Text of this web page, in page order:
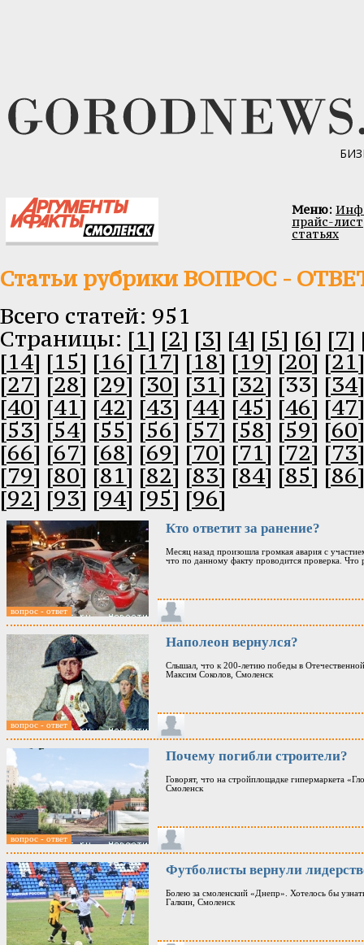
Меню:
прайс-лист
статьях
Статьи рубрики ВОПРОС -
Всего статей: 951
Cтраницы: [1] [2] [3] [4] [5] [6] [7]
[14] [15] [16] [17] [18] [19] [20] [21]
[27] [28] [29] [30] [31] [32] [33] [34]
[40] [41] [42] [43] [44] [45] [46] [47]
[53] [54] [55] [56] [57] [58] [59] [60]
[66] [67] [68] [69] [70] [71] [72] [73]
[79] [80] [81] [82] [83] [84] [85] [86]
[92] [93] [94] [95] [96]
вопрос - ответ
Кто ответит за ранение?
Месяц назад произошла громкая авария с
что по данному факту проводится проверка. Что
вопрос - ответ
Наполеон вернулся?
Слышал, что к 200-летию победы в
Максим Соколов, Смоленск
вопрос - ответ
Почему погибли строители?
Говорят, что на стройплощадке гипермаркета
Смоленск
Футболисты вернули
Болею за смоленский «Днепр». Хотелось бы
Галкин, Смоленск